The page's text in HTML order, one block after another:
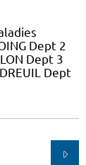
Dept 2
Dept 3
Dept